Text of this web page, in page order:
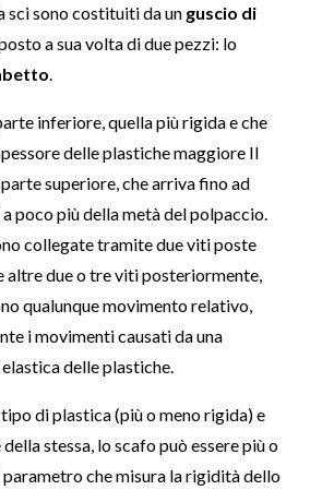
sci sono costituiti da un guscio di
a sua volta di due pezzi: lo
.
inferiore, quella più rigida e che
delle plastiche maggiore Il
superiore, che arriva fino ad
a poco più della metà del polpaccio.
collegate tramite due viti poste
altre due o tre viti posteriormente,
qualunque movimento relativo,
i movimenti causati da una
delle plastiche.
di plastica (più o meno rigida) e
stessa, lo scafo può essere più o
che misura la rigidità dello